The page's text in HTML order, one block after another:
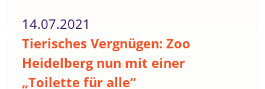
14.07.2021
Tierisches Vergnügen: Zoo
Heidelberg nun mit einer
„Toilette für alle“